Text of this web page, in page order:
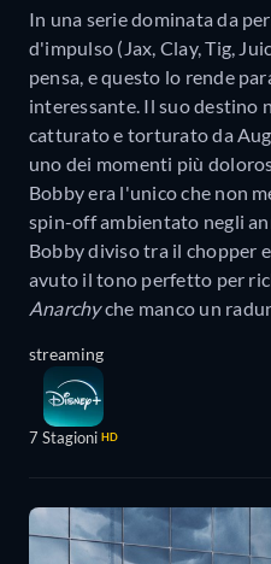
In una serie dominata da
d'impulso (Jax, Clay, Tig,
pensa, e questo lo rende
interessante. Il suo destino
catturato e torturato da
uno dei momenti più
Bobby era l'unico che non
spin-off ambientato negli
Bobby diviso tra il chopper
avuto il tono perfetto per
Anarchyche manco un
streaming
7 Stagioni HD